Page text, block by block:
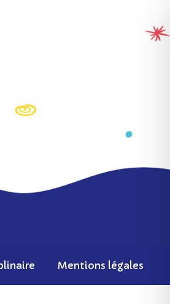
Mentions légales